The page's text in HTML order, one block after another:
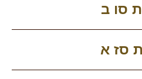
סו ב
סז א